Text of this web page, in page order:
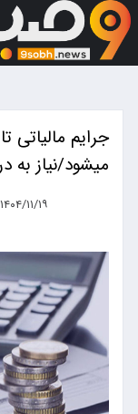
میشود/نیاز
۱۴۰۴/۱۱/۱۹ ۱۸:۰۱:۳۸